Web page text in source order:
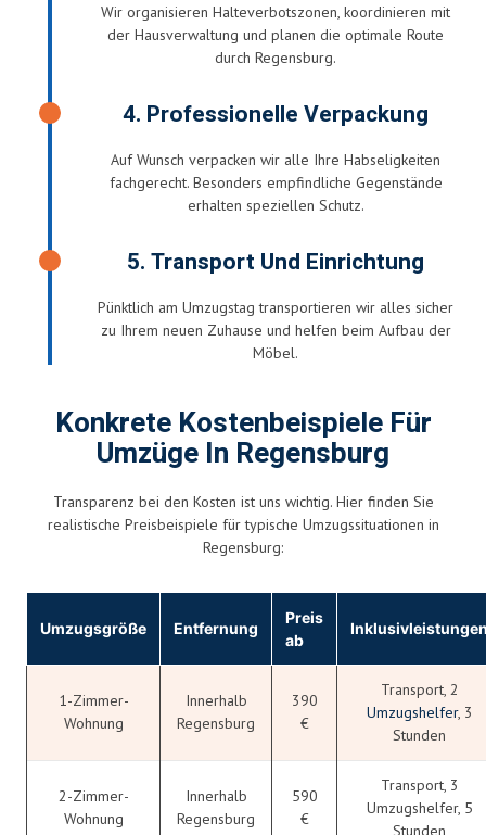
Wir organisieren Halteverbotszonen, koordinieren mit
der Hausverwaltung und planen die optimale Route
durch Regensburg.
4. Professionelle Verpackung
Auf Wunsch verpacken wir alle Ihre Habseligkeiten
fachgerecht. Besonders empfindliche Gegenstände
erhalten speziellen Schutz.
5. Transport Und Einrichtung
Pünktlich am Umzugstag transportieren wir alles sicher
zu Ihrem neuen Zuhause und helfen beim Aufbau der
Möbel.
Konkrete Kostenbeispiele Für
Umzüge In Regensburg
Transparenz bei den Kosten ist uns wichtig. Hier finden Sie
realistische Preisbeispiele für typische Umzugssituationen in
Regensburg:
Umzugsgröße Entfernung
Preis
ab
1-Zimmer-
Wohnung
Innerhalb
Regensburg
390
€
Transport, 2
Umzugshelfer, 3
Stunden
2-Zimmer-
Wohnung
Innerhalb
Regensburg
590
€
Transport, 3
Umzugshelfer, 5
Stunden